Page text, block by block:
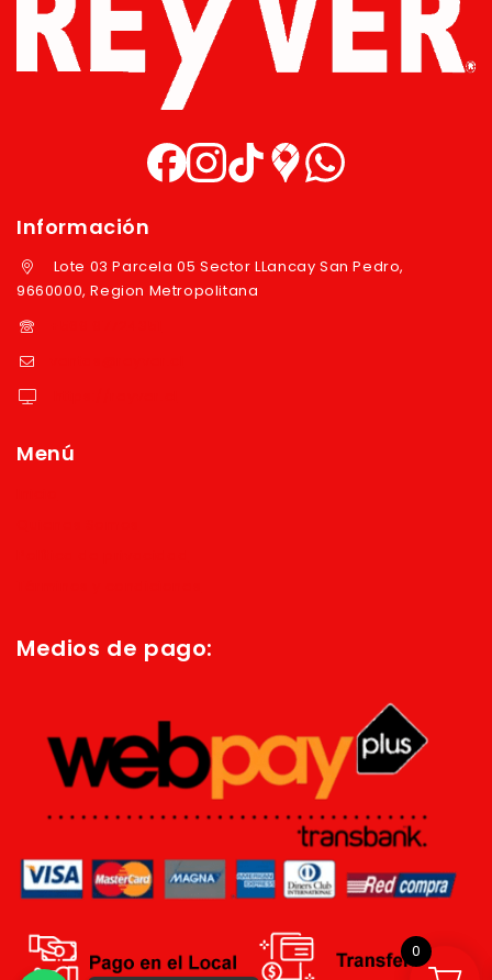
Información
Lote 03 Parcela 05 Sector LLancay San Pedro,
9660000, Region Metropolitana
Menú
Medios de pago:
0